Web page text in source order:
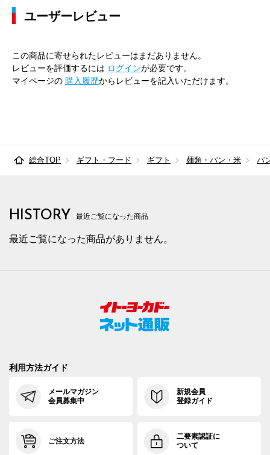
ユーザーレビュー
この商品に寄せられたレビューはまだありません。
レビューを評価するには ログインが必要です。
マイページの 購入履歴からレビューを記入いただけます。
総合TOP ギフト・フード ギフト 麺類・パン・米 パ
HISTORY 最近ご覧になった商品
最近ご覧になった商品がありません。
利用方法ガイド
メールマガジン
会員募集中
新規会員
登録ガイド
ご注文方法
二要素認証に
ついて